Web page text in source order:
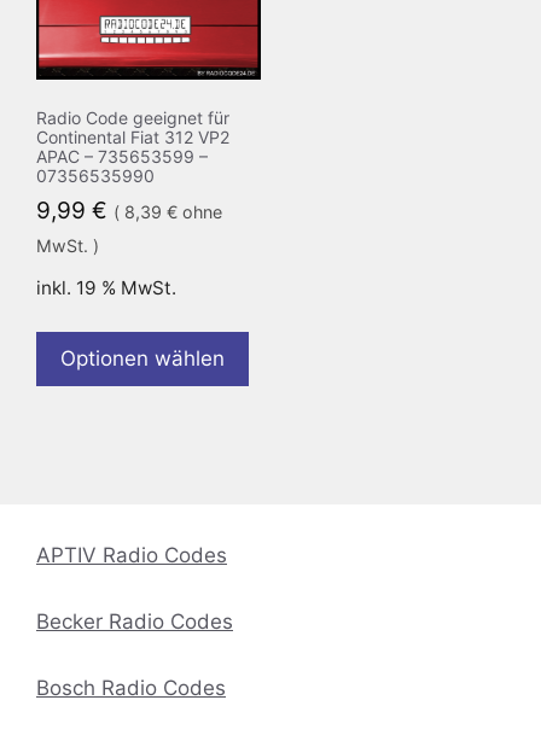
Radio Code geeignet für
Continental Fiat 312 VP2
APAC – 735653599 –
07356535990
9,99 € ( 8,39 € ohne
MwSt. )
inkl. 19 % MwSt.
Optionen wählen
APTIV Radio Codes
Becker Radio Codes
Bosch Radio Codes